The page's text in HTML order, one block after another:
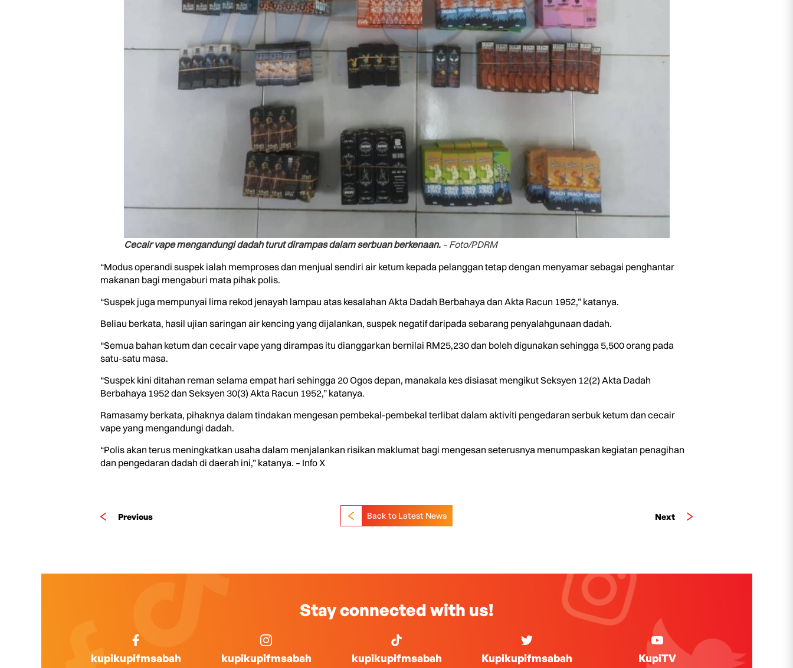
Cecair vape mengandungi dadah turut dirampas dalam serbuan berkenaan.– Foto/PDRM
“Modus operandi suspek ialah memproses dan menjual sendiri air ketum kepada pelanggan tetap dengan menyamar sebagai penghantar
makanan bagi mengaburi mata pihak polis.
“Suspek juga mempunyai lima rekod jenayah lampau atas kesalahan Akta Dadah Berbahaya dan Akta Racun 1952,” katanya.
Beliau berkata, hasil ujian saringan air kencing yang dijalankan, suspek negatif daripada sebarang penyalahgunaan dadah.
“Semua bahan ketum dan cecair vape yang dirampas itu dianggarkan bernilai RM25,230 dan boleh digunakan sehingga 5,500 orang pada
satu-satu masa.
“Suspek kini ditahan reman selama empat hari sehingga 20 Ogos depan, manakala kes disiasat mengikut Seksyen 12(2) Akta Dadah
Berbahaya 1952 dan Seksyen 30(3) Akta Racun 1952,” katanya.
Ramasamy berkata, pihaknya dalam tindakan mengesan pembekal-pembekal terlibat dalam aktiviti pengedaran serbuk ketum dan cecair
vape yang mengandungi dadah.
“Polis akan terus meningkatkan usaha dalam menjalankan risikan maklumat bagi mengesan seterusnya menumpaskan kegiatan penagihan
dan pengedaran dadah di daerah ini,” katanya. – Info X
Previous Next
Back to Latest News
Stay connected with us!
kupikupifmsabah kupikupifmsabah kupikupifmsabah Kupikupifmsabah KupiTV